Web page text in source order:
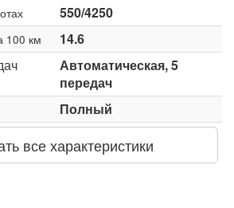
550/4250
100 км
14.6
Автоматическая, 5
передач
Полный
все характеристики